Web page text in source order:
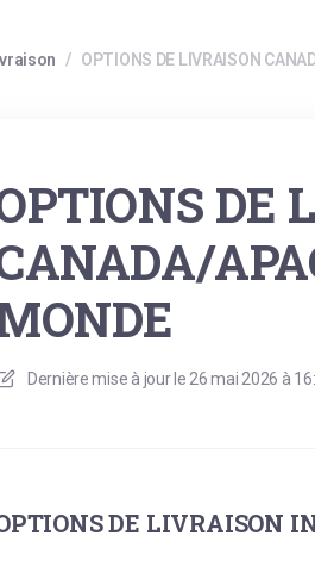
/ OPTIONS DE LIVRAISON
DE
Dernière mise à jour le 26 mai 2026 à
DE LIVRAISON